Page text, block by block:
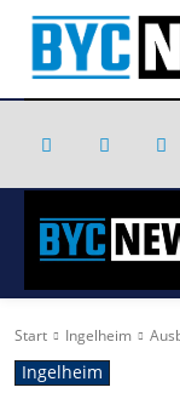
Start Ingelheim
Ingelheim